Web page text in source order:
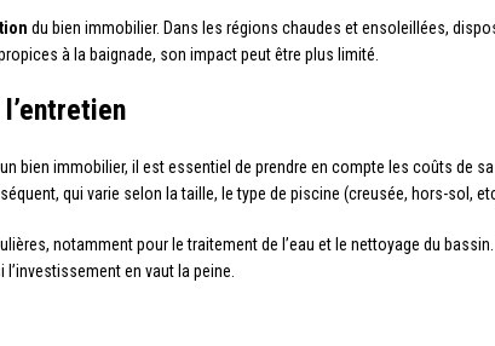
du bien immobilier. Dans les régions chaudes et ensoleillées,
à la baignade, son impact peut être plus limité.
bien immobilier, il est essentiel de prendre en compte les coûts de
qui varie selon la taille, le type de piscine (creusée, hors-sol,
notamment pour le traitement de l’eau et le nettoyage du
en vaut la peine.